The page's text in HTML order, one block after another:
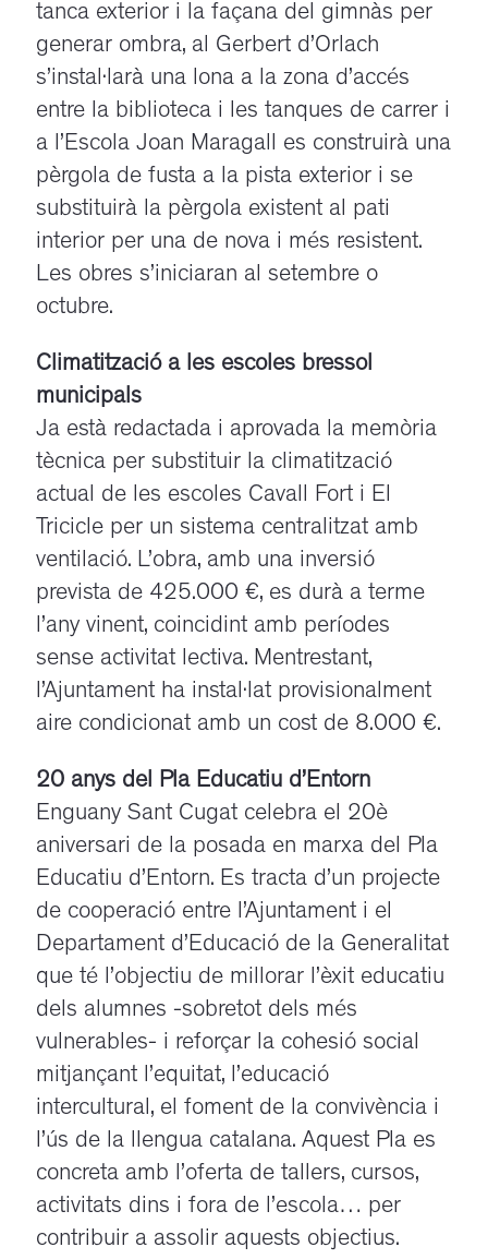
tanca exterior i la façana del gimnàs per
generar ombra, al Gerbert d’Orlach
s’instal·larà una lona a la zona d’accés
entre la biblioteca i les tanques de carrer i
a l’Escola Joan Maragall es construirà una
pèrgola de fusta a la pista exterior i se
substituirà la pèrgola existent al pati
interior per una de nova i més resistent.
Les obres s’iniciaran al setembre o
octubre.
Climatització a les escoles bressol
municipals
Ja està redactada i aprovada la memòria
tècnica per substituir la climatització
actual de les escoles Cavall Fort i El
Tricicle per un sistema centralitzat amb
ventilació. L’obra, amb una inversió
prevista de 425.000 €, es durà a terme
l’any vinent, coincidint amb períodes
sense activitat lectiva. Mentrestant,
l’Ajuntament ha instal·lat provisionalment
aire condicionat amb un cost de 8.000 €.
20 anys del Pla Educatiu d’Entorn
Enguany Sant Cugat celebra el 20è
aniversari de la posada en marxa del Pla
Educatiu d’Entorn. Es tracta d’un projecte
de cooperació entre l’Ajuntament i el
Departament d’Educació de la Generalitat
que té l’objectiu de millorar l’èxit educatiu
dels alumnes -sobretot dels més
vulnerables- i reforçar la cohesió social
mitjançant l’equitat, l’educació
intercultural, el foment de la convivència i
l’ús de la llengua catalana. Aquest Pla es
concreta amb l’oferta de tallers, cursos,
activitats dins i fora de l’escola… per
contribuir a assolir aquests objectius.